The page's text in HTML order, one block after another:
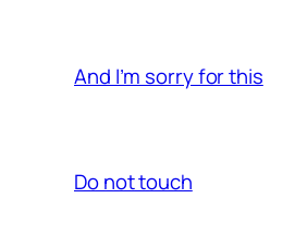
And I’m sorry for this
Do not touch